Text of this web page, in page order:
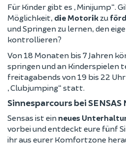
Für Kinder gibt es „Minijump“.
Möglichkeit, die Motorik zu
und Springen zu lernen, den
kontrollieren?
Von 18 Monaten bis 7 Jahren
springen und an Kinderspielen
freitagabends von 19 bis 22
„Clubjumping“ statt.
Sinnesparcours bei
Sensas ist einneues
vorbei und entdeckt eure fünf
ihr aus eurer Komfortzone